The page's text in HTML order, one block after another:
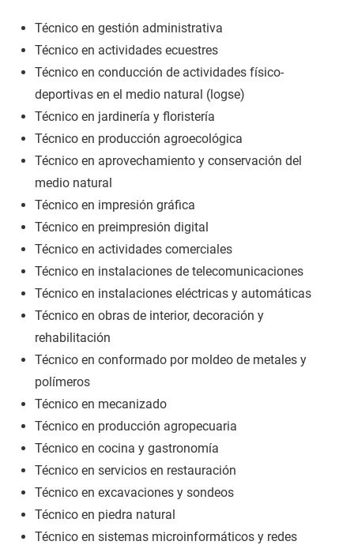
Técnico en gestión administrativa
Técnico en actividades ecuestres
Técnico en conducción de actividades físico-
deportivas en el medio natural (logse)
Técnico en jardinería y floristería
Técnico en producción agroecológica
Técnico en aprovechamiento y conservación del
medio natural
Técnico en impresión gráfica
Técnico en preimpresión digital
Técnico en actividades comerciales
Técnico en instalaciones de telecomunicaciones
Técnico en instalaciones eléctricas y automáticas
Técnico en obras de interior, decoración y
rehabilitación
Técnico en conformado por moldeo de metales y
polímeros
Técnico en mecanizado
Técnico en producción agropecuaria
Técnico en cocina y gastronomía
Técnico en servicios en restauración
Técnico en excavaciones y sondeos
Técnico en piedra natural
Técnico en sistemas microinformáticos y redes